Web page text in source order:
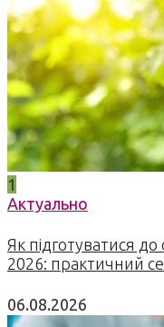
1
Актуально
Як підготуватися
2026: практичний
06.08.2026